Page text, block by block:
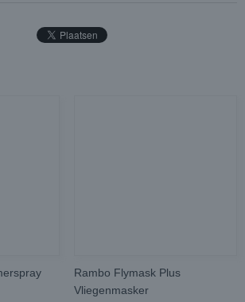
Rambo Flymask Plus
Vliegenmasker